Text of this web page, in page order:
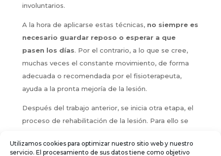
Utilizamos cookies para optimizar nuestro sitio web y nuestro
servicio. El procesamiento de sus datos tiene como objetivo
involuntarios.
A la hora de aplicarse estas técnicas, no siempre es
necesario guardar reposo o esperar a que
pasen los días. Por el contrario, a lo que se cree,
muchas veces el constante movimiento, de forma
adecuada o recomendada por el fisioterapeuta,
ayuda a la pronta mejoría de la lesión.
Después del trabajo anterior, se inicia otra etapa, el
proceso de rehabilitación de la lesión. Para ello se
entrenamientos, ejercicios de estabilidad,